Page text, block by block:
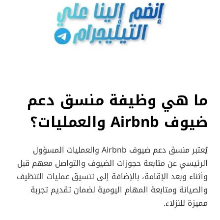
ما هي وظيفة منسق دعم
ضيوف Airbnb والعمليات؟
يُعتبر منسق دعم ضيوف Airbnb والعمليات المسؤول
الرئيسي عن متابعة حجوزات الضيوف والتواصل معهم قبل
وأثناء وبعد الإقامة، بالإضافة إلى تنسيق عمليات التنظيف
والصيانة ومتابعة المهام اليومية لضمان تقديم تجربة
مميزة للنزلاء.